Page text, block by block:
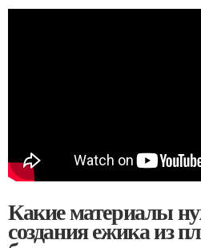
Какие материалы
создания ежика из